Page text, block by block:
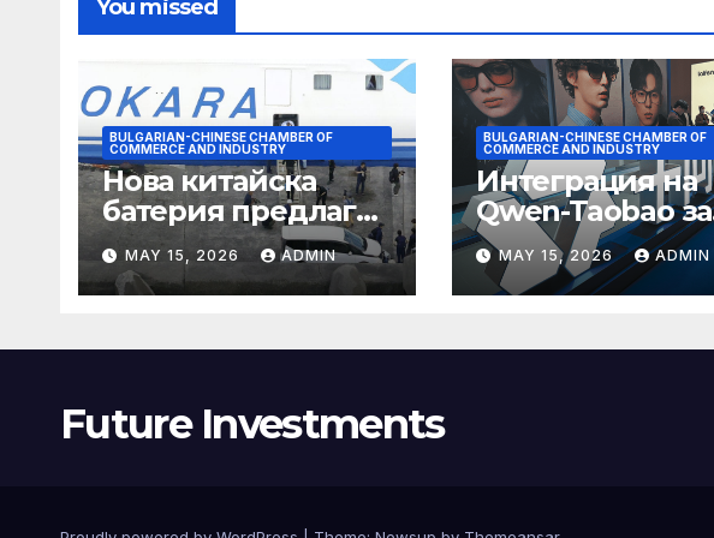
You missed
BULGARIAN-CHINESE CHAMBER OF
COMMERCE AND INDUSTRY
Нова китайска
батерия предлага
нова надежда за
съхранение на
водород
MAY 15, 2026 ADMIN
BULGARIAN-CHINESE CHAMBER OF
COMMERCE AND INDUSTRY
Интеграция на
Qwen-Taobao за
стимулиране на
пазаруването 618
MAY 15, 2026 ADMIN
Future Investments